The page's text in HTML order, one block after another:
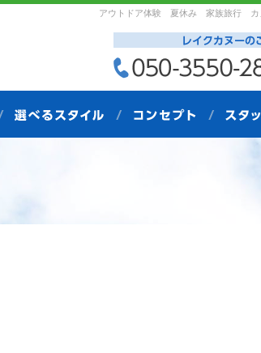
アウトドア体験 夏休み 家族旅行 カ